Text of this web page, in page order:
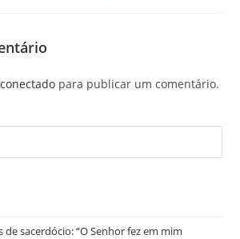
conectado para publicar um comentário.
de sacerdócio: “O Senhor fez em mim